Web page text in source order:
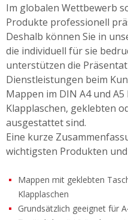
Im globalen Wettbewerb
Produkte professionell
Deshalb können Sie in
die individuell für sie
unterstützen die
Dienstleistungen beim
Mappen im DIN A4 und
Klapplaschen, geklebten
ausgestattet sind.
Eine kurze
wichtigsten Produkten
Mappen mit geklebten
Klapplaschen
Grundsätzlich geeignet für